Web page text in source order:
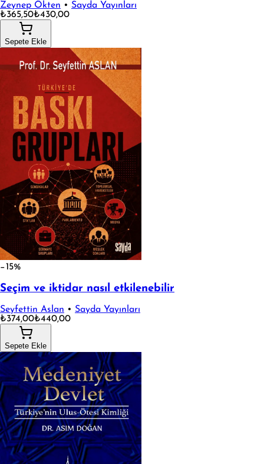
Zeynep Ökten • Sayda Yayınları
₺365,50₺430,00
Sepete Ekle
−15%
Seçim ve iktidar nasıl etkilenebilir
Seyfettin Aslan • Sayda Yayınları
₺374,00₺440,00
Sepete Ekle